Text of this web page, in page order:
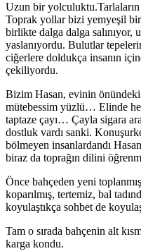
Uzun bir yolculuktu.Tarlaların
Toprak yollar bizi yemyeşil bir
birlikte dalga dalga salınıyor,
yaslanıyordu. Bulutlar
ciğerlere doldukça insanın
çekiliyordu.
Bizim Hasan, evinin önündeki
mütebessim yüzlü… Elinde
taptaze çayı… Çayla sigara
dostluk vardı sanki.
bölmeyen insanlardandı
biraz da toprağın dilini
Önce bahçeden yeni
koparılmış, tertemiz, bal
koyulaştıkça sohbet de
Tam o sırada bahçenin alt
karga kondu.